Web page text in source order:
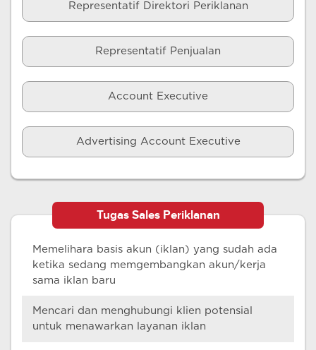
Representatif Direktori Periklanan
Representatif Penjualan
Account Executive
Advertising Account Executive
Tugas Sales Periklanan
Memelihara basis akun (iklan) yang sudah ada
ketika sedang memgembangkan akun/kerja
sama iklan baru
Mencari dan menghubungi klien potensial
untuk menawarkan layanan iklan